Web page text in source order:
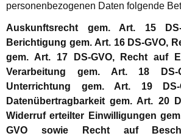
personenbezogenen Daten folgende
Auskunftsrecht gem. Art. 15
Berichtigung gem. Art. 16 DS-GVO,
gem. Art. 17 DS-GVO, Recht auf
Verarbeitung gem. Art. 18 DS-
Unterrichtung gem. Art. 19
Datenübertragbarkeit gem. Art. 20
Widerruf erteilter Einwilligungen
GVO sowie Recht auf